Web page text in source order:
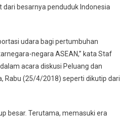
besarnya penduduk Indonesia
udara bagi pertumbuhan
negara ASEAN,” kata Staf
acara diskusi Peluang dan
Rabu (25/4/2018) seperti dikutip dari
besar. Terutama, memasuki era